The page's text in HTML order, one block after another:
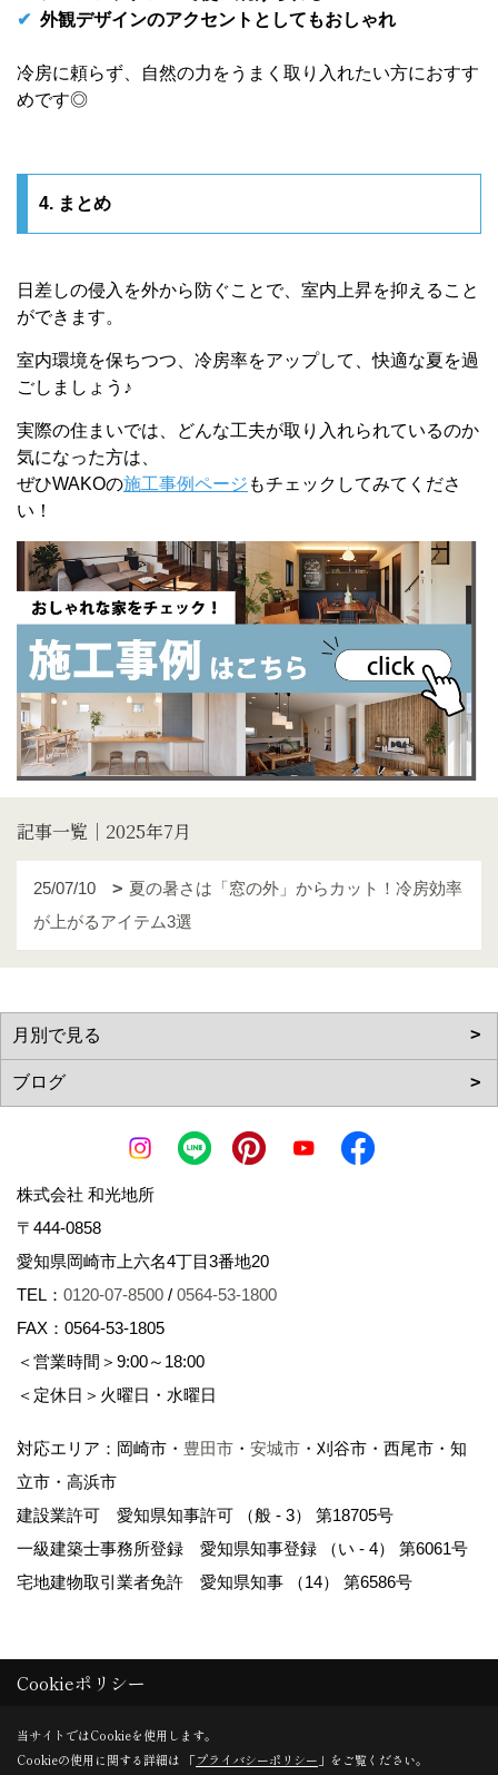
✔ 外観デザインのアクセントとしてもおしゃれ
冷房に頼らず、自然の力をうまく取り入れたい方におすす
めです◎
4. まとめ
日差しの侵入を外から防ぐことで、室内上昇を抑えること
ができます。
室内環境を保ちつつ、冷房率をアップして、快適な夏を過
ごしましょう♪
実際の住まいでは、どんな工夫が取り入れられているのか
気になった方は、
ぜひWAKOの施工事例ページ もチェックしてみてくださ
い！
記事一覧｜2025年7月
25/07/10
夏の暑さは「窓の外」からカット！冷房効率
が上がるアイテム3選
株式会社 和光地所
〒444-0858
愛知県岡崎市上六名4丁目3番地20
TEL： 0120-07-8500 / 0564-53-1800
FAX：0564-53-1805
＜営業時間＞9:00～18:00
＜定休日＞火曜日・水曜日
対応エリア：岡崎市・ 豊田市 ・ 安城市 ・刈谷市・西尾市・知
立市・高浜市
建設業許可 愛知県知事許可 （般 - 3） 第18705号
一級建築士事務所登録 愛知県知事登録 （い - 4） 第6061号
宅地建物取引業者免許 愛知県知事 （14） 第6586号
Copyright (c)岡崎市の注文住宅・建売・新築戸建てなら WAKO / 和光
地所.All Rights Reserved.
Cookieポリシー
当サイトではCookieを使用します。
Cookieの使用に関する詳細は 「プライバシーポリシー 」をご覧ください。